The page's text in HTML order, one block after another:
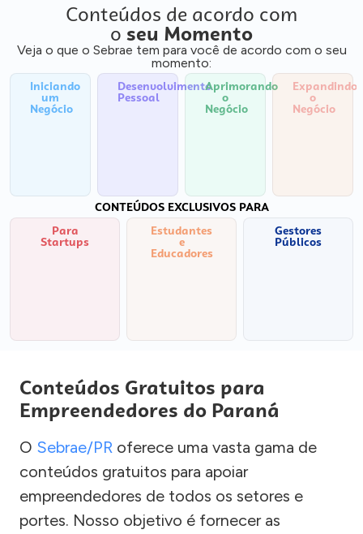
Conteúdos de acordo com
o seu Momento
Veja o que o Sebrae tem para você de acordo com o seu
momento:
Iniciando
um
Negócio
Desenvolvimento
Pessoal
Aprimorando
o
Negócio
Expandindo
o
Negócio
CONTEÚDOS EXCLUSIVOS PARA
Para
Startups
Estudantes
e
Educadores
Gestores
Públicos
Conteúdos Gratuitos para
Empreendedores do Paraná
O Sebrae/PR oferece uma vasta gama de
conteúdos gratuitos para apoiar
empreendedores de todos os setores e
portes. Nosso objetivo é fornecer as